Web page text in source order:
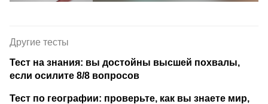
Другие тесты
Тест на знания: вы достойны высшей похвалы,
если осилите 8/8 вопросов
Тест по географии: проверьте, как вы знаете мир,